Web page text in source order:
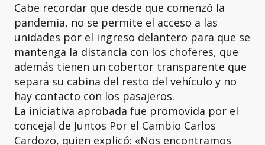
Cabe recordar que desde que comenzó la
pandemia, no se permite el acceso a las
unidades por el ingreso delantero para que se
mantenga la distancia con los choferes, que
además tienen un cobertor transparente que
separa su cabina del resto del vehículo y no
hay contacto con los pasajeros.
La iniciativa aprobada fue promovida por el
concejal de Juntos Por el Cambio Carlos
Cardozo, quien explicó: «Nos encontramos